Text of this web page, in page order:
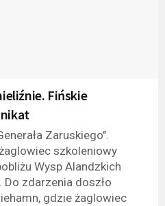
Fińskie
Zaruskiego".
szkoleniowy
Wysp Alandzkich
Do zdarzenia doszło
gdzie żaglowiec